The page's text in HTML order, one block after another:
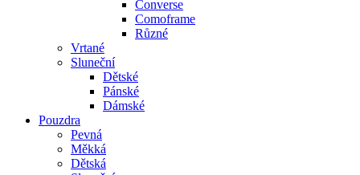
Converse
Comoframe
Různé
Vrtané
Sluneční
Dětské
Pánské
Dámské
Pouzdra
Pevná
Měkká
Dětská